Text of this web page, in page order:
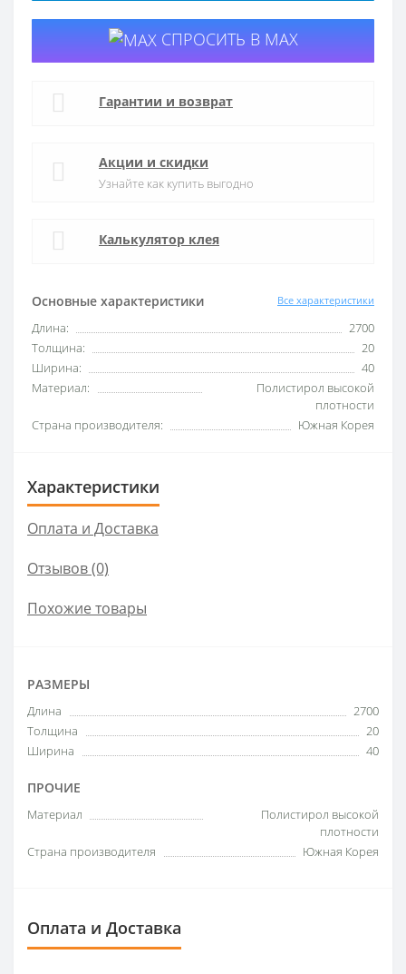
Основные характеристики Все характеристики
Длина:
2700
Толщина:
20
Ширина:
40
Материал:
Полистирол высокой
плотности
Страна производителя:
Южная Корея
СПРОСИТЬ В MAX
Гарантии и возврат
Акции и скидки
Узнайте как купить выгодно
Калькулятор клея
Характеристики
Оплата и Доставка
Отзывов (0)
Похожие товары
РАЗМЕРЫ
Длина
2700
Толщина
20
Ширина
40
ПРОЧИЕ
Материал
Полистирол высокой
плотности
Страна производителя
Южная Корея
Оплата и Доставка